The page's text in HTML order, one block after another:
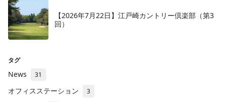
【2026年7月22日】江戸崎カントリー倶楽部（第3
回）
タグ
News 31
オフィスステーション 3